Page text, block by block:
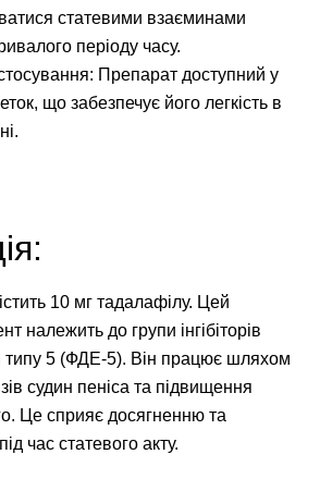
статевими взаєминами
періоду часу.
Препарат доступний у
що забезпечує його легкість в
10 мг тадалафілу. Цей
належить до групи інгібіторів
типу 5 (ФДЕ-5). Він працює шляхом
судин пеніса та підвищення
Це сприяє досягненню та
час статевого акту.